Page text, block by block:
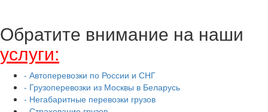
Обратите внимание на наши
услуги:
- Автоперевозки по России и СНГ
- Грузоперевозки из Москвы в Беларусь
- Негабаритные перевозки грузов